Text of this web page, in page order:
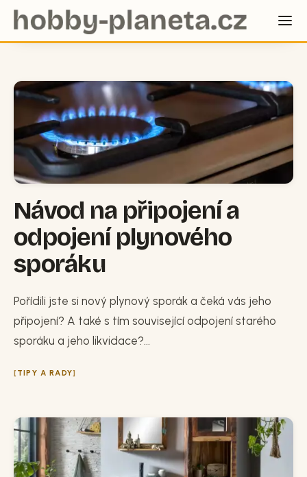
Návod na připojení a
odpojení plynového
sporáku
Pořídili jste si nový plynový sporák a čeká vás jeho
připojení? A také s tím související odpojení starého
sporáku a jeho likvidace?...
TIPY A RADY